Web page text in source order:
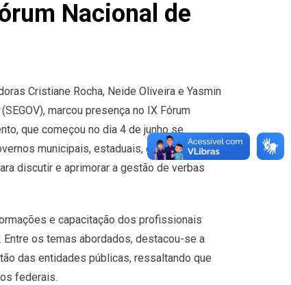
Nacional de
Cristiane Rocha, Neide Oliveira e Yasmin
marcou presença no IX Fórum
que começou no dia 4 de junho se
municipais, estaduais, distritais e
discutir e aprimorar a gestão de verbas
e capacitação dos profissionais
os temas abordados, destacou-se a
das entidades públicas, ressaltando que
federais.